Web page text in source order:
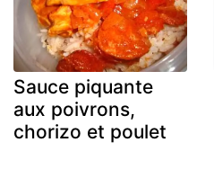
Sauce piquante
aux poivrons,
chorizo et poulet